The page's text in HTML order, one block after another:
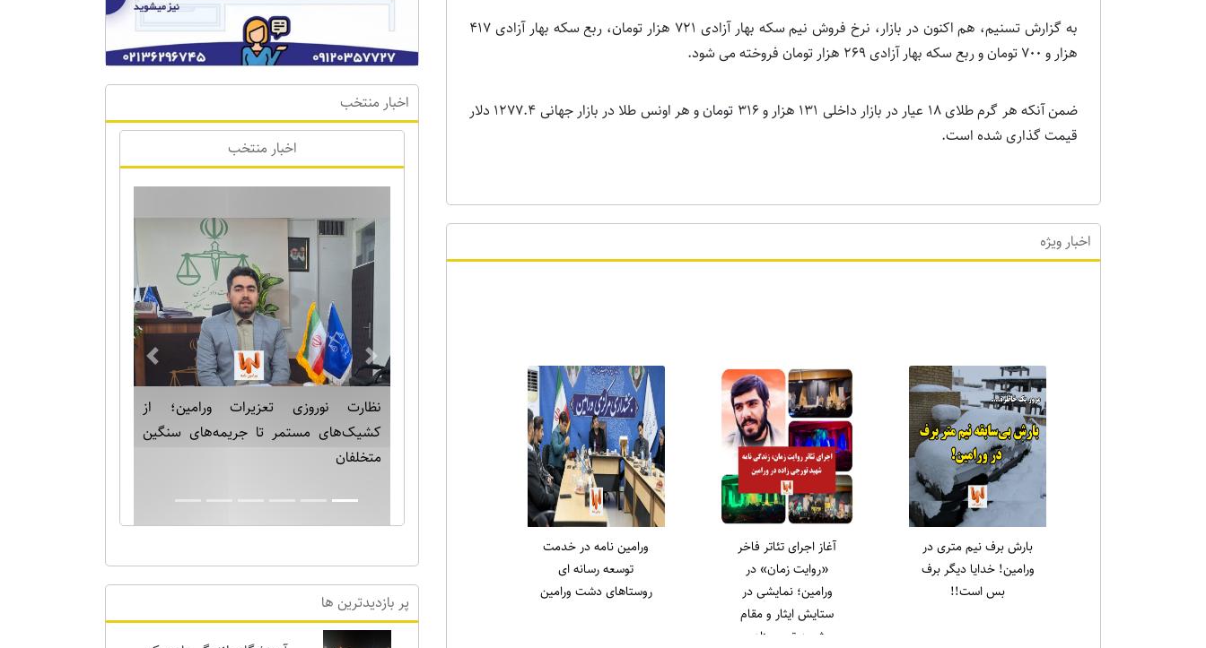
به گزارش تسنیم، هم اکنون در بازار، نرخ فروش نیم سکه بهار آزادی 721 هزار تومان، ربع سکه بهار آزادی 417
هزار و 700 تومان و ربع سکه بهار آزادی 269 هزار تومان فروخته می شود.
ضمن آنکه هر گرم طلای 18 عیار در بازار داخلی 131 هزار و 316 تومان و هر اونس طلا در بازار جهانی 1277.4 دلار
قیمت گذاری شده است.
اخبار ویژه
یادواره شهدای قیام ۱۵
خرداد در حرم مطهر
امام‌زاده جعفر برگزار شد
رسول سالاری در نماز
جمعه ورامین:
نهج‌البلاغه را طاقچه
نشین کردیم، همان‌طور
که علی (ع) را خانه‌نشین
انتخاب دکتر علی میری
به عنوان جوان برتر
ورامین در حوزه ورزش
اخبار منتخب
اخبار منتخب
بارش برف نیم متری در ورامین! خدایا دیگر
Previous Next